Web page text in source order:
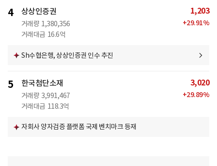
4 상상인증권
거래량 1,380,356
거래대금 16.6억
1,203
+29.91%
Sh수협은행, 상상인증권 인수 추진
5 한국첨단소재
거래량 3,991,467
거래대금 118.3억
3,020
+29.89%
자회사 양자검증 플랫폼 국제 벤치마크 등재